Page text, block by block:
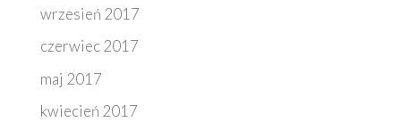
wrzesień 2017
czerwiec 2017
maj 2017
kwiecień 2017